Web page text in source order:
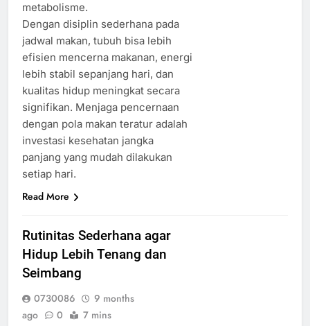
metabolisme.
Dengan disiplin sederhana pada
jadwal makan, tubuh bisa lebih
efisien mencerna makanan, energi
lebih stabil sepanjang hari, dan
kualitas hidup meningkat secara
signifikan. Menjaga pencernaan
dengan pola makan teratur adalah
investasi kesehatan jangka
panjang yang mudah dilakukan
setiap hari.
Read More
Rutinitas Sederhana agar
Hidup Lebih Tenang dan
Seimbang
0730086
9 months
ago
0 7 mins